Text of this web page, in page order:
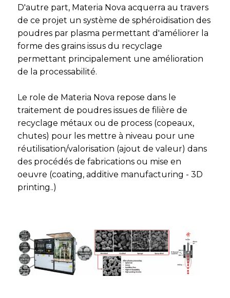
D'autre part, Materia Nova acquerra au travers
de ce projet un système de sphéroïdisation des
poudres par plasma permettant d'améliorer la
forme des grains issus du recyclage
permettant principalement une amélioration
de la processabilité.
Le role de Materia Nova repose dans le
traitement de poudres issues de filière de
recyclage métaux ou de process (copeaux,
chutes) pour les mettre à niveau pour une
réutilisation/valorisation (ajout de valeur) dans
des procédés de fabrications ou mise en
oeuvre (coating, additive manufacturing - 3D
printing..)